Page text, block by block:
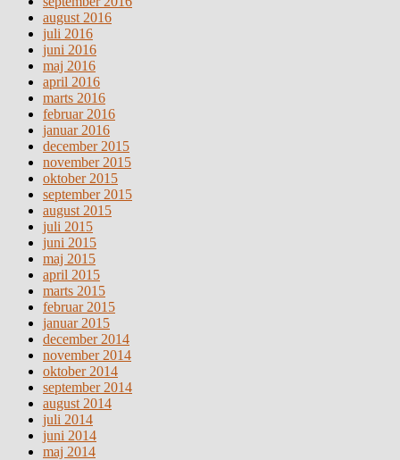
august 2016
juli 2016
juni 2016
maj 2016
april 2016
marts 2016
februar 2016
januar 2016
december 2015
november 2015
oktober 2015
september 2015
august 2015
juli 2015
juni 2015
maj 2015
april 2015
marts 2015
februar 2015
januar 2015
december 2014
november 2014
oktober 2014
september 2014
august 2014
juli 2014
juni 2014
maj 2014